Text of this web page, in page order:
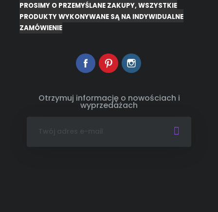
PROSIMY O PRZEMYŚLANE ZAKUPY, WSZYSTKIE
PRODUKTY WYKONYWANE SĄ NA INDYWIDUALNE
ZAMÓWIENIE
FacebookPinterest
Otrzymuj informację o nowościach i
wyprzedażach